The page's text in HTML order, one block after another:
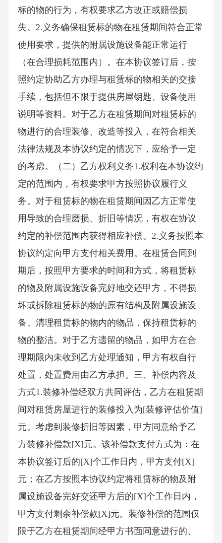
标的物的行为，有权要求乙方改正或赔偿损
失。2.义务确保租赁标的物在租赁期间符合正常
使用要求，提供的附属设施设备能正常运行
（在合理损耗范围内）。在本协议签订后，按
照约定协助乙方办理与租赁标的物相关的交接
手续，包括但不限于提供房屋钥匙、设备使用
说明等资料。对于乙方在租赁期间对租赁标的
物进行的合理装修、改造等投入，在符合相关
法律法规及本协议约定的情况下，应给予一定
的考虑。（二）乙方权利义务1.权利在本协议约
定的范围内，有权要求甲方按照协议履行义
务。对于租赁标的物在租赁期间因乙方正常使
用导致的合理磨损、折旧等情况，有权在协议
约定的补偿范围内获得相应补偿。2.义务按照本
协议约定向甲方支付相关费用。在租赁合同到
期后，按照甲方要求的时间和方式，将租赁标
的物及附属设施设备完好地交还甲方，不得损
坏或拆除租赁标的物的原有结构及附属设施设
备。清理租赁标的物内的物品，保持租赁标的
物的整洁。对于乙方遗留的物品，如甲方在合
理期限内未收到乙方处理通知，甲方有权自行
处置，处置费用由乙方承担。三、补偿内容及
方式1.装修补偿经双方共同评估，乙方在租赁期
间对租赁房屋进行的装修投入为[装修评估价值]
元。考虑到装修折旧等因素，甲方同意给予乙
方装修补偿款[X]元。该补偿款支付方式为：在
本协议签订后的[X]个工作日内，甲方支付[X]
元；在乙方按照本协议约定将租赁标的物及附
属设施设备完好交还甲方后的[X]个工作日内，
甲方支付剩余补偿款[X]元。装修补偿的范围仅
限于乙方在租赁期间经甲方书面同意进行的、